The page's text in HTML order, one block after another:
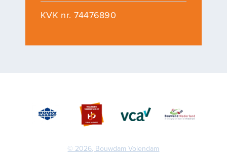
KVK nr. 74476890
© 2026, Bouwdam Volendam